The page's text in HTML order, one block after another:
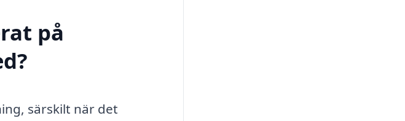
på
särskilt när det